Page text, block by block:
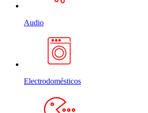
Audio
Electrodomésticos